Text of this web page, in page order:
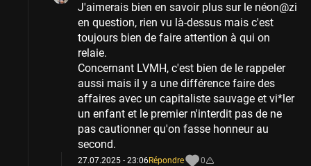
J'aimerais bien en savoir plus sur le néon@zi
en question, rien vu là-dessus mais c'est
toujours bien de faire attention à qui on
relaie.
Concernant LVMH, c'est bien de le rappeler
aussi mais il y a une différence faire des
affaires avec un capitaliste sauvage et vi*ler
un enfant et le premier n'interdit pas de ne
pas cautionner qu'on fasse honneur au
second.
27.07.2025 - 23:06Répondre 0